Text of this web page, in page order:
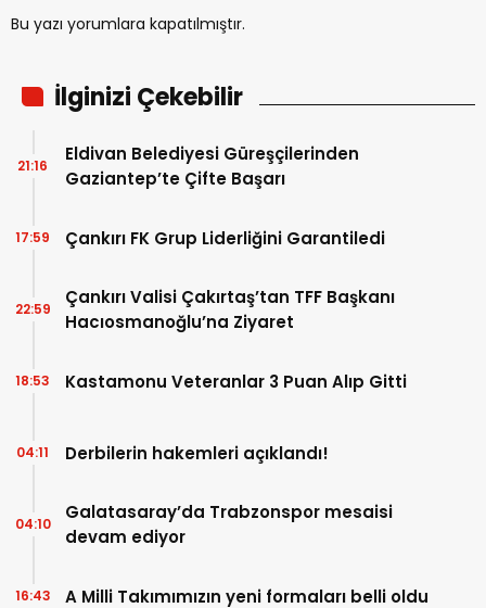
Bu yazı yorumlara kapatılmıştır.
İlginizi Çekebilir
Eldivan Belediyesi Güreşçilerinden
Gaziantep’te Çifte Başarı
21:16
Çankırı FK Grup Liderliğini Garantiledi
17:59
Çankırı Valisi Çakırtaş’tan TFF Başkanı
Hacıosmanoğlu’na Ziyaret
22:59
Kastamonu Veteranlar 3 Puan Alıp Gitti
18:53
Derbilerin hakemleri açıklandı!
04:11
Galatasaray’da Trabzonspor mesaisi
devam ediyor
04:10
A Milli Takımımızın yeni formaları belli oldu
16:43